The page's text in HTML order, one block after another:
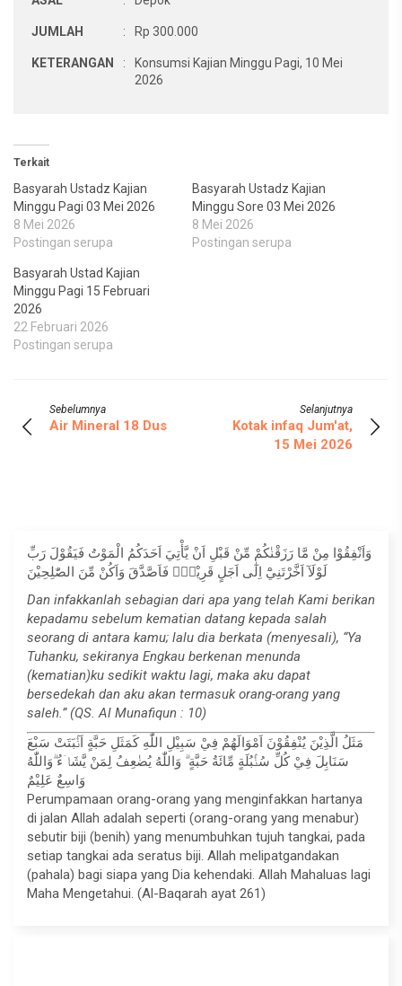
JUMLAH : Rp 300.000
KETERANGAN :
Konsumsi Kajian Minggu Pagi, 10 Mei
2026
Terkait
Basyarah Ustadz Kajian
Minggu Pagi 03 Mei 2026
8 Mei 2026
Postingan serupa
Basyarah Ustadz Kajian
Minggu Sore 03 Mei 2026
8 Mei 2026
Postingan serupa
Basyarah Ustad Kajian
Minggu Pagi 15 Februari
2026
22 Februari 2026
Postingan serupa
Sebelumnya
Air Mineral 18 Dus
Selanjutnya
Kotak infaq Jum'at,
15 Mei 2026
وَاَنْفِقُوْا مِنْ مَّا رَزَقْنٰكُمْ مِّنْ قَبْلِ اَنْ يَّأْتِيَ اَحَدَكُمُ الْمَوْتُ فَيَقُوْلَ رَبِّ
لَوْلَآ اَخَّرْتَنِيْٓ اِلٰٓى اَجَلٍ قَرِيْبٍۚ فَاَصَّدَّقَ وَاَكُنْ مِّنَ الصّٰلِحِيْنَ
Dan infakkanlah sebagian dari apa yang telah Kami berikan
kepadamu sebelum kematian datang kepada salah
seorang di antara kamu; lalu dia berkata (menyesali), “Ya
Tuhanku, sekiranya Engkau berkenan menunda
(kematian)ku sedikit waktu lagi, maka aku dapat
bersedekah dan aku akan termasuk orang-orang yang
saleh.” (QS. Al Munafiqun : 10)
مَثَلُ الَّذِيْنَ يُنْفِقُوْنَ اَمْوَالَهُمْ فِيْ سَبِيْلِ اللّٰهِ كَمَثَلِ حَبَّةٍ اَنْۢبَتَتْ سَبْعَ
سَنَابِلَ فِيْ كُلِّ سُنْۢبُلَةٍ مِّائَةُ حَبَّةٍ ۗ وَاللّٰهُ يُضٰعِفُ لِمَنْ يَّشَاۤءُ ۗوَاللّٰهُ
وَاسِعٌ عَلِيْمٌ
Perumpamaan orang-orang yang menginfakkan hartanya
di jalan Allah adalah seperti (orang-orang yang menabur)
sebutir biji (benih) yang menumbuhkan tujuh tangkai, pada
setiap tangkai ada seratus biji. Allah melipatgandakan
(pahala) bagi siapa yang Dia kehendaki. Allah Mahaluas lagi
Maha Mengetahui. (Al-Baqarah ayat 261)